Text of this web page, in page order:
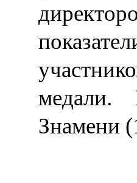
медали.
Знамени